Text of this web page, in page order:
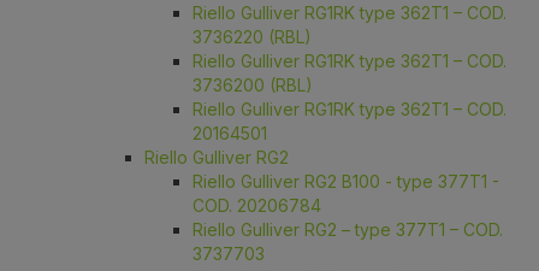
Riello Gulliver RG1RK type 362T1 – COD.
3736220 (RBL)
Riello Gulliver RG1RK type 362T1 – COD.
3736200 (RBL)
Riello Gulliver RG1RK type 362T1 – COD.
20164501
Riello Gulliver RG2
Riello Gulliver RG2 B100 - type 377T1 -
COD. 20206784
Riello Gulliver RG2 – type 377T1 – COD.
3737703